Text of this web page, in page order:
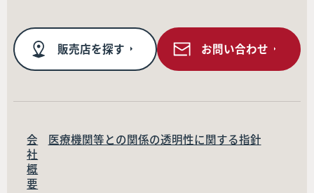
販売店を探す お問い合わせ
会
社
概
要
医療機関等との関係の透明性に関する指針